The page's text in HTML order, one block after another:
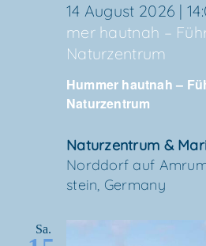
Hum­mer haut­nah –
Naturzentrum
14 August 2026 |
mer haut­nah –
Naturzentrum
Natur­zen­trum &
Nord­dorf auf
stein, Germany
Sa.